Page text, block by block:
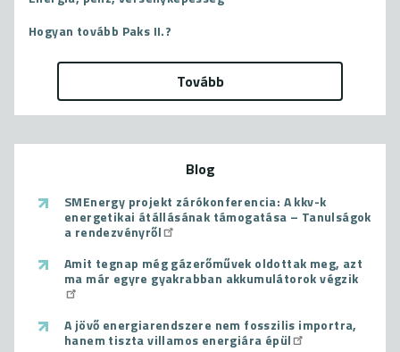
Hogyan tovább Paks II.?
Tovább
Blog
SMEnergy projekt zárókonferencia: A kkv-k
energetikai átállásának támogatása – Tanulságok
a rendezvényről
Amit tegnap még gázerőművek oldottak meg, azt
ma már egyre gyakrabban akkumulátorok végzik
A jövő energiarendszere nem fosszilis importra,
hanem tiszta villamos energiára épül